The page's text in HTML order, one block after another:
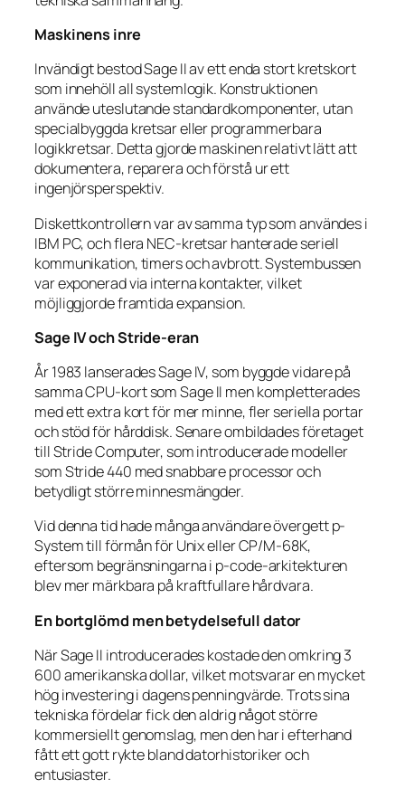
Maskinens inre
Invändigt bestod Sage II av ett enda stort kretskort
som innehöll all systemlogik. Konstruktionen
använde uteslutande standardkomponenter, utan
specialbyggda kretsar eller programmerbara
logikkretsar. Detta gjorde maskinen relativt lätt att
dokumentera, reparera och förstå ur ett
ingenjörsperspektiv.
Diskettkontrollern var av samma typ som användes i
IBM PC, och flera NEC-kretsar hanterade seriell
kommunikation, timers och avbrott. Systembussen
var exponerad via interna kontakter, vilket
möjliggjorde framtida expansion.
Sage IV och Stride-eran
År 1983 lanserades Sage IV, som byggde vidare på
samma CPU-kort som Sage II men kompletterades
med ett extra kort för mer minne, fler seriella portar
och stöd för hårddisk. Senare ombildades företaget
till Stride Computer, som introducerade modeller
som Stride 440 med snabbare processor och
betydligt större minnesmängder.
Vid denna tid hade många användare övergett p-
System till förmån för Unix eller CP/M-68K,
eftersom begränsningarna i p-code-arkitekturen
blev mer märkbara på kraftfullare hårdvara.
En bortglömd men betydelsefull dator
När Sage II introducerades kostade den omkring 3
600 amerikanska dollar, vilket motsvarar en mycket
hög investering i dagens penningvärde. Trots sina
tekniska fördelar fick den aldrig något större
kommersiellt genomslag, men den har i efterhand
fått ett gott rykte bland datorhistoriker och
entusiaster.